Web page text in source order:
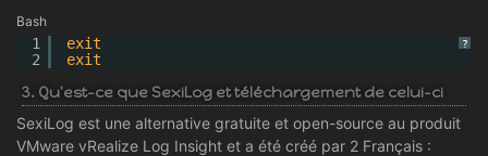
Bash
?
1
2
exit
exit
3. Qu'est-ce que SexiLog et téléchargement de celui-ci
SexiLog est une alternative gratuite et open-source au produit
VMware vRealize Log Insight et a été créé par 2 Français :